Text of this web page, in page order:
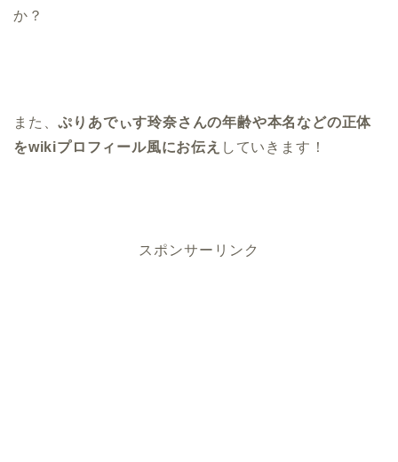
か？
また、ぷりあでぃす玲奈さんの年齢や本名などの正体
をwikiプロフィール風にお伝え していきます！
スポンサーリンク